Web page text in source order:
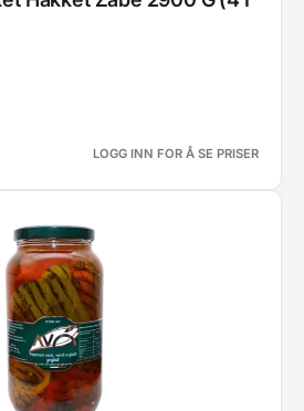
LOGG INN FOR Å SE PRISER